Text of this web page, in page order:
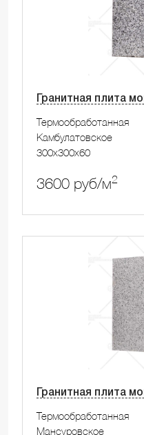
Гранитная плита
Термообработанная
Камбулатовское
300x300x60
3600 руб/м2
Гранитная плита
Термообработанная
Мансуровское